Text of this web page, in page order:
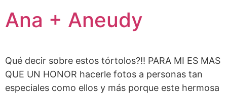
Ana + Aneudy
Qué decir sobre estos tórtolos?!! PARA MI ES MAS
QUE UN HONOR hacerle fotos a personas tan
especiales como ellos y más porque este hermosa